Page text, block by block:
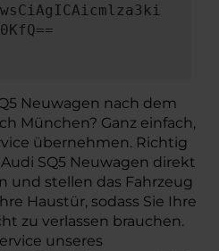
Neuwagen nach dem
München? Ganz einfach,
übernehmen. Richtig
SQ5 Neuwagen direkt
und stellen das Fahrzeug
Haustür, sodass Sie Ihre
zu verlassen brauchen.
unseres